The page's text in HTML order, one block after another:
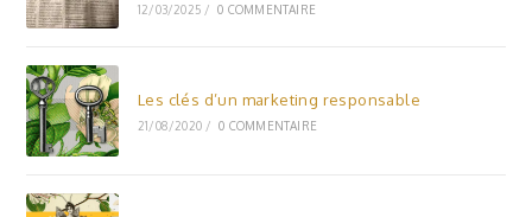
12/03/2025 / 0 COMMENTAIRE
Les clés d’un marketing responsable
21/08/2020 / 0 COMMENTAIRE